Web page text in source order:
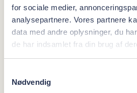
for sociale medier,
analysepartnere. Vores partnere
data med andre oplysninger, du
de har indsamlet fra din brug af
Nødvendig